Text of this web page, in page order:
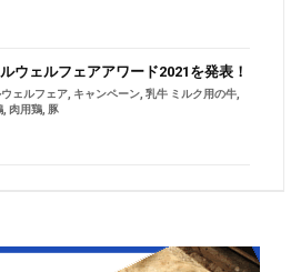
ウェルフェアアワード2021を発表！
ェルフェア キャンペーン 乳牛 ミルク用の牛
肉用鶏 豚